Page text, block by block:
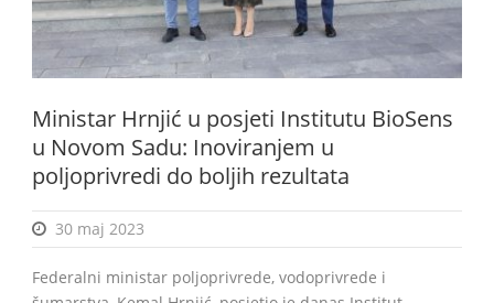
Ministar Hrnjić u posjeti Institutu BioSens
u Novom Sadu: Inoviranjem u
poljoprivredi do boljih rezultata
30 maj 2023
Federalni ministar poljoprivrede, vodoprivrede i